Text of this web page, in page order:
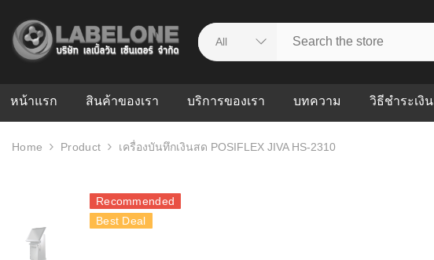
หน้าแรก สินค้าของเรา บริการของเรา
ศูนย์รวมบริการ
บทความ
WMS คืออะไร? ระบบ
วิธีชำระเงิน
Home Product เครื่องบันทึกเงินสด POSIFLEX JIVA HS-2310
Recommended
Best Deal